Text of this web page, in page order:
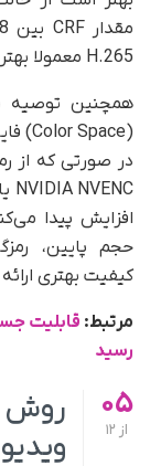
H.265 معمولا بهترین تعادل را میان کیفیت و حجم ایجاد می‌کند.
همچنین توصیه
افزایش پیدا
کیفیت بهتری
مرتبط: قابلیت
رسید
05
از
روش
ویدیو